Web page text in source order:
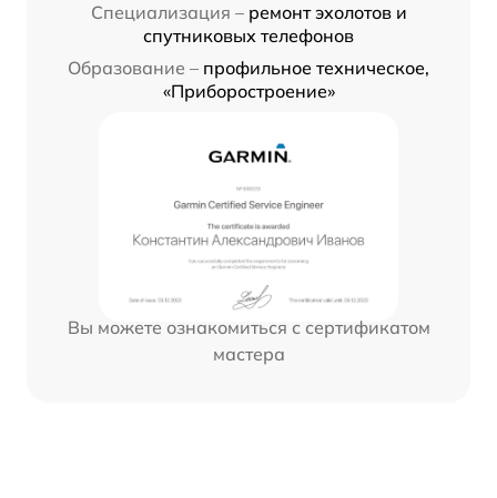
Специализация – ремонт эхолотов и
спутниковых телефонов
Образование – профильное техническое,
«Приборостроение»
Вы можете ознакомиться с сертификатом
мастера